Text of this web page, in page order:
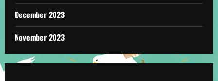
December 2023
November 2023